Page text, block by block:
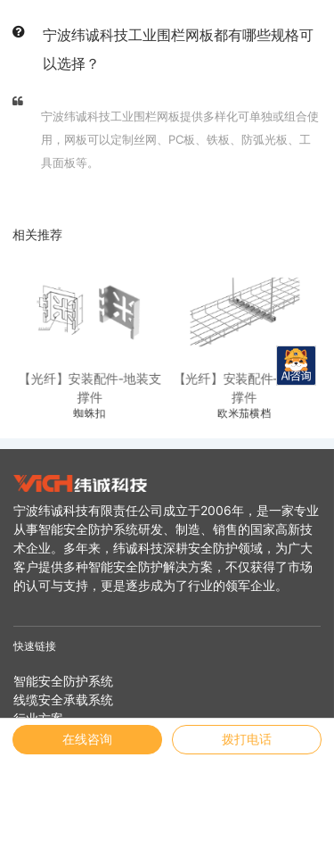
宁波纬诚科技工业围栏网板都有哪些规格可
以选择？
宁波纬诚科技工业围栏网板提供多样化可单独或组合使
用，网板可以定制丝网、PC板、铁板、防弧光板、工
具面板等。
相关推荐
【光纤】安装配件-地装支
撑件
蜘蛛扣
【光纤】安装配件-地装支
撑件
欧米茄横档
宁波纬诚科技有限责任公司成立于2006年，是一家专业
从事智能安全防护系统研发、制造、销售的国家高新技
术企业。多年来，纬诚科技深耕安全防护领域，为广大
客户提供多种智能安全防护解决方案，不仅获得了市场
的认可与支持，更是逐步成为了行业的领军企业。
快速链接
智能安全防护系统
线缆安全承载系统
行业方案
服务支持
安全专家
在线咨询 拨打电话